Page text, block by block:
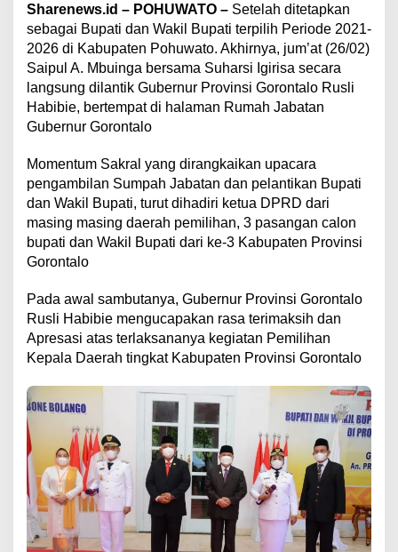
Sharenews.id – POHUWATO – Setelah ditetapkan
sebagai Bupati dan Wakil Bupati terpilih Periode 2021-
2026 di Kabupaten Pohuwato. Akhirnya, jum’at (26/02)
Saipul A. Mbuinga bersama Suharsi Igirisa secara
langsung dilantik Gubernur Provinsi Gorontalo Rusli
Habibie, bertempat di halaman Rumah Jabatan
Gubernur Gorontalo
Momentum Sakral yang dirangkaikan upacara
pengambilan Sumpah Jabatan dan pelantikan Bupati
dan Wakil Bupati, turut dihadiri ketua DPRD dari
masing masing daerah pemilihan, 3 pasangan calon
bupati dan Wakil Bupati dari ke-3 Kabupaten Provinsi
Gorontalo
Pada awal sambutanya, Gubernur Provinsi Gorontalo
Rusli Habibie mengucapakan rasa terimaksih dan
Apresasi atas terlaksananya kegiatan Pemilihan
Kepala Daerah tingkat Kabupaten Provinsi Gorontalo